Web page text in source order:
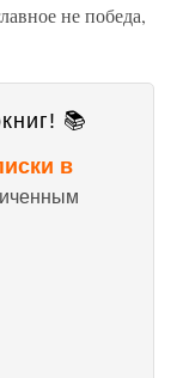
не победа,
📚
в